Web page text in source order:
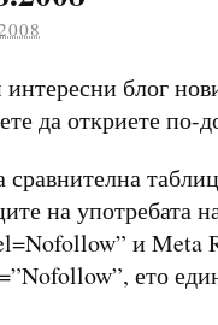
блог
да откриете по-
на употребата
и Meta
ето